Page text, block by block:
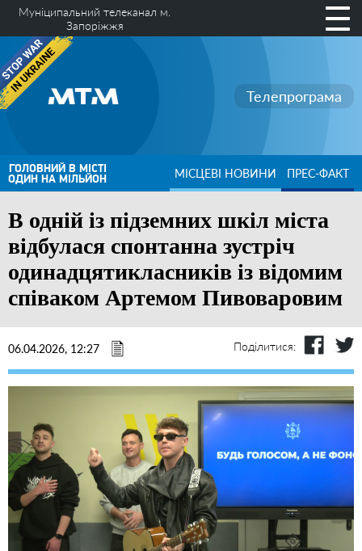
Муніципальний телеканал м.
Запоріжжя
Телепрограма
ГОЛОВНИЙ В МІСТІ
ОДИН НА МІЛЬЙОН МІСЦЕВІ НОВИНИ ПРЕС-ФАКТ
В одній із підземних шкіл міста
відбулася спонтанна зустріч
одинадцятикласників із відомим
співаком Артемом Пивоваровим
06.04.2026, 12:27 Поділитися: